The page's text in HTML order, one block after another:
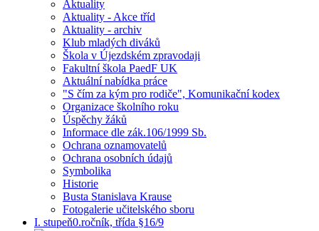
Aktuality
Aktuality - Akce tříd
Aktuality - archiv
Klub mladých diváků
Škola v Újezdském zpravodaji
Fakultní škola PaedF UK
Aktuální nabídka práce
"S čím za kým pro rodiče", Komunikační kodex
Organizace školního roku
Úspěchy žáků
Informace dle zák.106/1999 Sb.
Ochrana oznamovatelů
Ochrana osobních údajů
Symbolika
Historie
Busta Stanislava Krause
Fotogalerie učitelského sboru
I. stupeň0.ročník, třída §16/9